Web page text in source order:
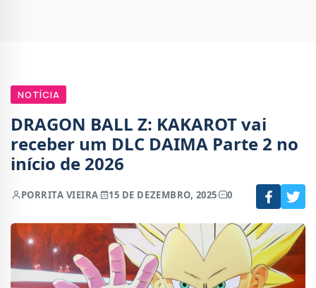
NOTÍCIA
DRAGON BALL Z: KAKAROT vai
receber um DLC DAIMA Parte 2 no
início de 2026
PORRITA VIEIRA 15 DE DEZEMBRO, 2025 0